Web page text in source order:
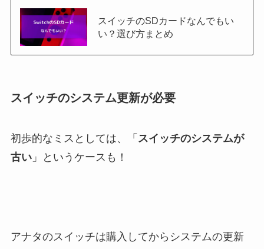
スイッチのSDカードなんでもい
い？選び方まとめ
スイッチのシステム更新が必要
初歩的なミスとしては、「 スイッチのシステムが
古い」というケースも！
アナタのスイッチは購入してからシステムの更新